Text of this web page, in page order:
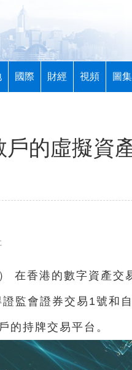
國際 財經 視頻 圖集
的虛擬資
在香港的數字資產交
監會證券交易1號和
的持牌交易平台。